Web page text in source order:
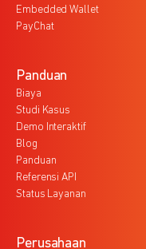
Embedded Wallet
PayChat
Panduan
Biaya
Studi Kasus
Demo Interaktif
Blog
Panduan
Referensi API
Status Layanan
Perusahaan